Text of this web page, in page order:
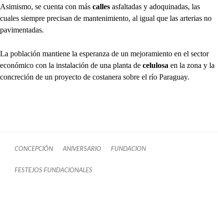
Asimismo, se cuenta con más calles asfaltadas y adoquinadas, las
cuales siempre precisan de mantenimiento, al igual que las arterias no
pavimentadas.
La población mantiene la esperanza de un mejoramiento en el sector
económico con la instalación de una planta de celulosa en la zona y la
concreción de un proyecto de costanera sobre el río Paraguay.
CONCEPCIÓN ANIVERSARIO FUNDACION
FESTEJOS FUNDACIONALES